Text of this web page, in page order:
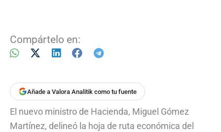
Compártelo en:
Añade a Valora Analitik como tu fuente
El nuevo ministro de Hacienda, Miguel Gómez
Martínez, delineó la hoja de ruta económica del